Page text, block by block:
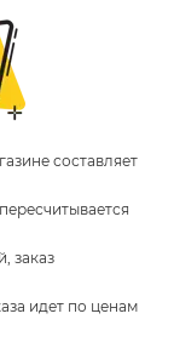
составляет
заказ
идет по ценам